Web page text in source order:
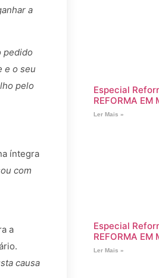
a
pedido
e o seu
pelo
íntegra
com
a
causa
Especial
REFORMA EM
Ler Mais »
Especial
REFORMA EM
Ler Mais »